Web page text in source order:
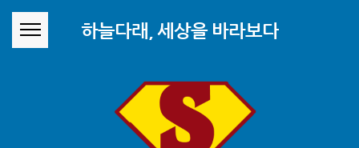
하늘다래, 세상을 바라보다